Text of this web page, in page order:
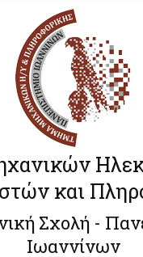
και
Σχολή -
Ιωαννίνων